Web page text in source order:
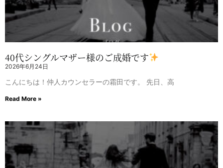
40代シングルマザー様のご成婚です
2026年6月24日
こんにちは！仲人カウンセラーの霜田です。 先日、高
Read More »